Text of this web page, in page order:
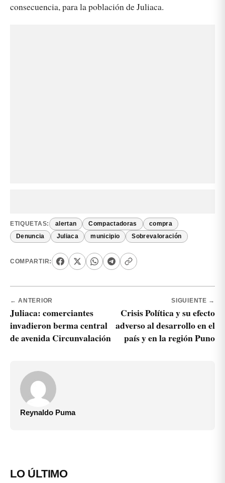
consecuencia, para la población de Juliaca.
ETIQUETAS: alertan Compactadoras compra
Denuncia Juliaca municipio Sobrevaloración
COMPARTIR:
← ANTERIOR
Juliaca: comerciantes
invadieron berma central
de avenida Circunvalación
SIGUIENTE →
Crisis Política y su efecto
adverso al desarrollo en el
país y en la región Puno
Reynaldo Puma
LO ÚLTIMO